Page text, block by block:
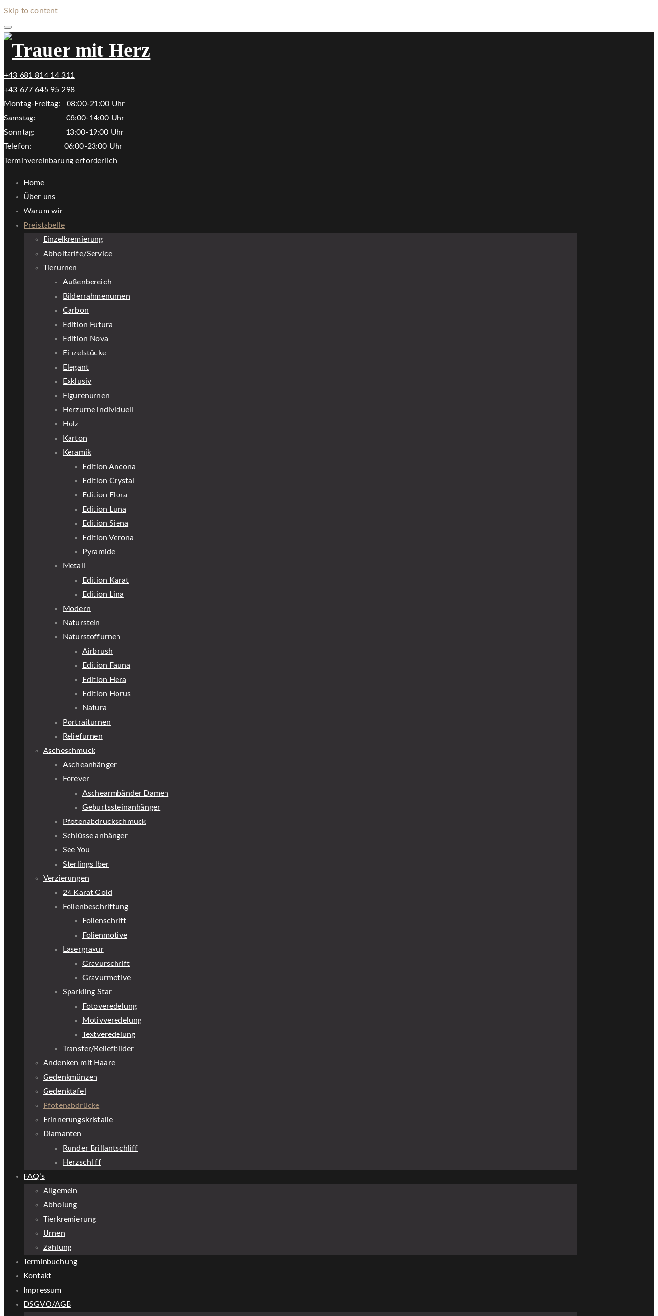
Skip to content
+43 681 814 14 311
+43 677 645 95 298
Montag-Freitag: 08:00-21:00 Uhr
Samstag: 08:00-14:00 Uhr
Sonntag: 13:00-19:00 Uhr
Telefon: 06:00-23:00 Uhr
Terminvereinbarung erforderlich
Home
Über uns
Warum wir
Preistabelle
Einzelkremierung
Abholtarife/Service
Tierurnen
Außenbereich
Bilderrahmenurnen
Carbon
Edition Futura
Edition Nova
Einzelstücke
Elegant
Exklusiv
Figurenurnen
Herzurne individuell
Holz
Karton
Keramik
Edition Ancona
Edition Crystal
Edition Flora
Edition Luna
Edition Siena
Edition Verona
Pyramide
Metall
Edition Karat
Edition Lina
Modern
Naturstein
Naturstoffurnen
Airbrush
Edition Fauna
Edition Hera
Edition Horus
Natura
Portraiturnen
Reliefurnen
Ascheschmuck
Ascheanhänger
Forever
Aschearmbänder Damen
Geburtssteinanhänger
Pfotenabdruckschmuck
Schlüsselanhänger
See You
Sterlingsilber
Verzierungen
24 Karat Gold
Folienbeschriftung
Folienschrift
Folienmotive
Lasergravur
Gravurschrift
Gravurmotive
Sparkling Star
Fotoveredelung
Motivveredelung
Textveredelung
Transfer/Reliefbilder
Andenken mit Haare
Gedenkmünzen
Gedenktafel
Pfotenabdrücke
Erinnerungskristalle
Diamanten
Runder Brillantschliff
Herzschliff
FAQ’s
Allgemein
Abholung
Tierkremierung
Urnen
Zahlung
Terminbuchung
Kontakt
Impressum
DSGVO/AGB